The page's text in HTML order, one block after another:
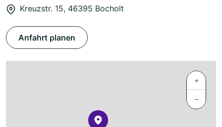
Kreuzstr. 15, 46395 Bocholt
Anfahrt planen
+
−